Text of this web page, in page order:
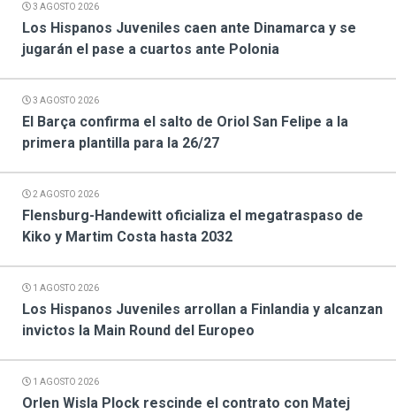
3 AGOSTO 2026
Los Hispanos Juveniles caen ante Dinamarca y se
jugarán el pase a cuartos ante Polonia
3 AGOSTO 2026
El Barça confirma el salto de Oriol San Felipe a la
primera plantilla para la 26/27
2 AGOSTO 2026
Flensburg-Handewitt oficializa el megatraspaso de
Kiko y Martim Costa hasta 2032
1 AGOSTO 2026
Los Hispanos Juveniles arrollan a Finlandia y alcanzan
invictos la Main Round del Europeo
1 AGOSTO 2026
Orlen Wisla Plock rescinde el contrato con Matej